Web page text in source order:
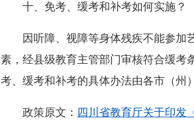
十、免考、缓考和补考如何实施？
因听障、视障等身体残疾不能参加艺
素，经县级教育主管部门审核符合缓考
考、缓考和补考的具体办法由各市（州
政策原文： 四川省教育厅关于印发